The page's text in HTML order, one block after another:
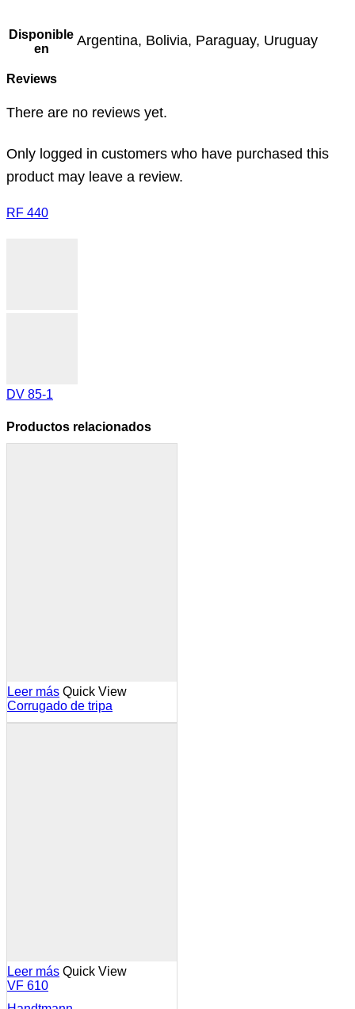
Disponible
en
Argentina, Bolivia, Paraguay, Uruguay
Reviews
There are no reviews yet.
Only logged in customers who have purchased this
product may leave a review.
RF 440
DV 85-1
Productos relacionados
Leer más Quick View
Corrugado de tripa
Leer más Quick View
VF 610